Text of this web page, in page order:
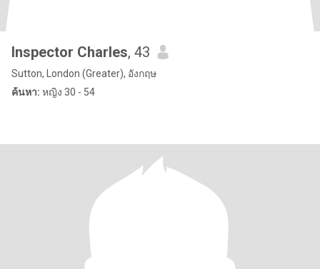
Inspector Charles, 43
Sutton, London (Greater), อังกฤษ
ค้นหา: หญิง 30 - 54